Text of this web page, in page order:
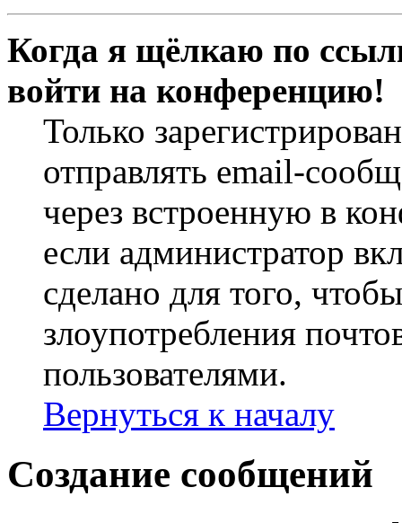
Когда я щёлкаю по
войти на конференцию!
Только
отправлять email-
через встроенную в
если администратор
сделано для того,
злоупотребления
пользователями.
Вернуться к началу
Создание сообщений